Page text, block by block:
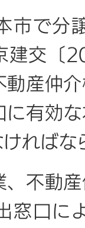
市で分
建交〔
産仲
有効
ればな
不動
窓口に